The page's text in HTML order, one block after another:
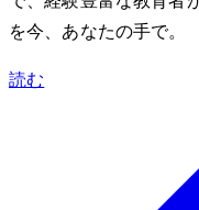
を今、あなたの手で。
読む